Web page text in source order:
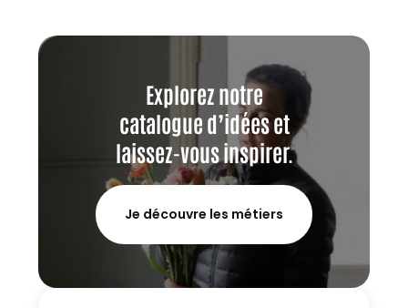
Explorez notre
catalogue d’idées et
laissez-vous inspirer.
Je découvre les métiers